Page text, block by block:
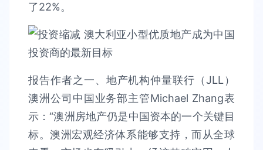
了22%。
报告作者之一、地产机构仲量联行（JLL）
澳洲公司中国业务部主管Michael Zhang表
示：“澳洲房地产仍是中国资本的一个关键目
标。澳洲宏观经济体系能够支持，而从全球